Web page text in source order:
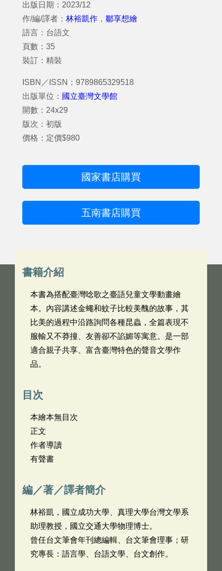
出版日期：2023/12
作/編/譯者： 林裕凱作 ， 鄒享想繪
語言：台語文
頁數：35
裝訂：精裝
ISBN／ISSN：9789865329518
出版單位： 國立臺灣文學館
開數：24x29
版次：初版
價格：定價$980
國家書店購買
五南書店購買
書籍介紹
本書為搭配臺灣唸歌之臺語兒童文學動畫繪
本。內容講述金蠅和蚊子比較美醜的故事，其
比美的過程中沿路詢問各種昆蟲，全篇表現不
服輸又不莽撞、友善卻不諂媚等寓意。是一部
適合親子共享、富含臺灣特色的聲音文學作
品。
目次
本繪本無目次
正文
作者導讀
有聲書
編／著／譯者簡介
林裕凱，國立成功大學、真理大學台灣文學系
助理教授，國立交通大學物理博士。
曾任台文筆會年刊總編輯、台文筆會理事；研
究專長：語言學、台語文學、台文創作。